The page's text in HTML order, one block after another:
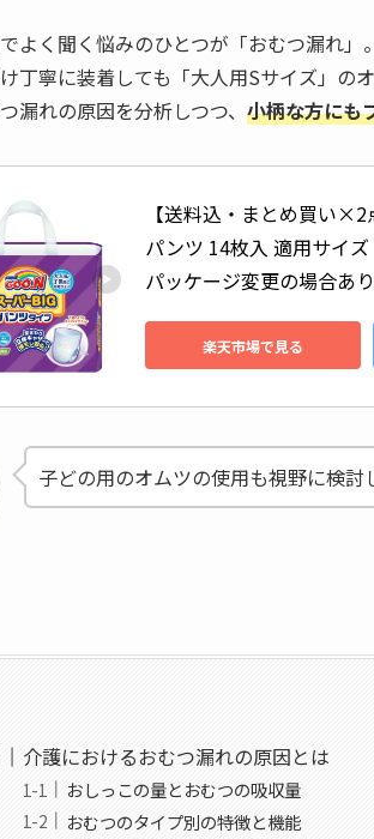
よく聞く悩みのひとつが「おむつ漏れ」
丁寧に装着しても「大人用Sサイズ」
漏れの原因を分析しつつ、 小柄な方にも
【送料込・まとめ買い
パンツ 14枚入 適用サイ
パッケージ変更の場合あり
楽天市場で見る
子どの用のオムツの使用も視野に検討
介護におけるおむつ漏れの原因とは
おしっこの量とおむつの吸収量
おむつのタイプ別の特徴と機能